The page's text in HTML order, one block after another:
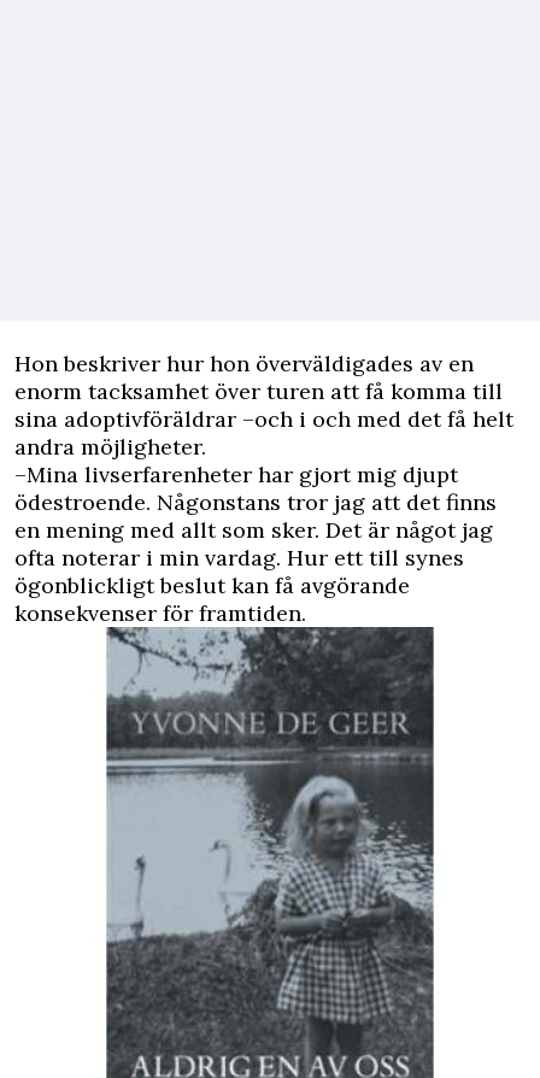
Hon beskriver hur hon överväldigades av en
enorm tacksamhet över turen att få komma till
sina adoptivföräldrar –och i och med det få helt
andra möjligheter.
–Mina livserfarenheter har gjort mig djupt
ödestroende. Någonstans tror jag att det finns
en mening med allt som sker. Det är något jag
ofta noterar i min vardag. Hur ett till synes
ögonblickligt beslut kan få avgörande
konsekvenser för framtiden.